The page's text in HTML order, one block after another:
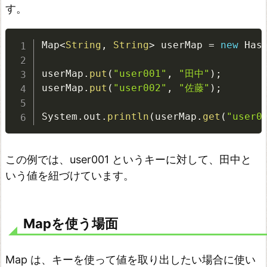
f
i
l
e
r
使
い
m
p
す。
Map<String , String> userMap = new
userMap . put ( "user001" , "田中" ) ;
userMap . put ( "user002" , "佐藤" ) ;
System . out . println ( userMap . get (
この例では、user001 というキーに対して、田中と
いう値を紐づけています。
Mapを使う場面
Map は、キーを使って値を取り出したい場合に使い